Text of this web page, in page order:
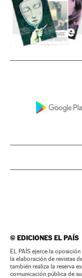
©EDICIONES EL PAÍS
EL PAÍS ejerce la
la elaboración de revistas
también realiza la reserva
comunicación pública de